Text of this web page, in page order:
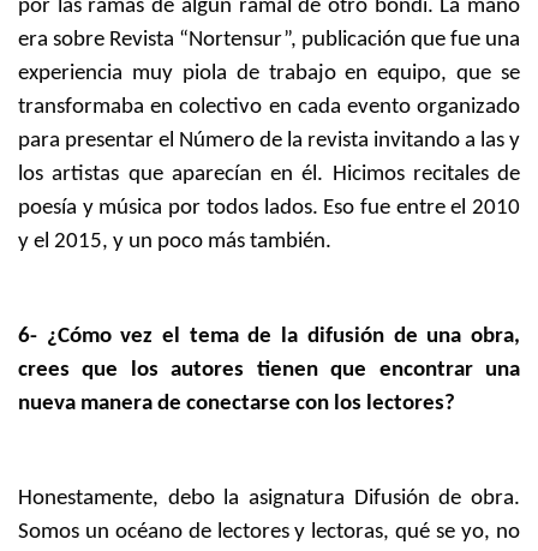
por las ramas de algún ramal de otro bondi. La mano
era sobre Revista “Nortensur”, publicación que fue una
experiencia muy piola de trabajo en equipo, que se
transformaba en colectivo en cada evento organizado
para presentar el Número de la revista invitando a las y
los artistas que aparecían en él. Hicimos recitales de
poesía y música por todos lados. Eso fue entre el 2010
y el 2015, y un poco más también.
6- ¿Cómo vez el tema de la difusión de una obra,
crees que los autores tienen que encontrar una
nueva manera de conectarse con los lectores?
Honestamente, debo la asignatura Difusión de obra.
Somos un océano de lectores y lectoras, qué se yo, no